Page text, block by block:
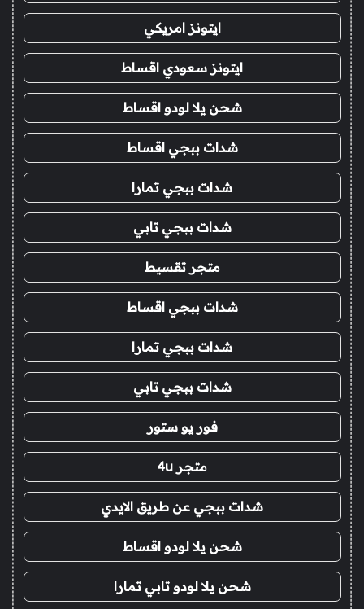
ايتونز امريكي
ايتونز سعودي اقساط
شحن يلا لودو اقساط
شدات ببجي اقساط
شدات ببجي تمارا
شدات ببجي تابي
متجر تقسيط
شدات ببجي اقساط
شدات ببجي تمارا
شدات ببجي تابي
فور يو ستور
متجر 4u
شدات ببجي عن طريق الايدي
شحن يلا لودو اقساط
شحن يلا لودو تابي تمارا